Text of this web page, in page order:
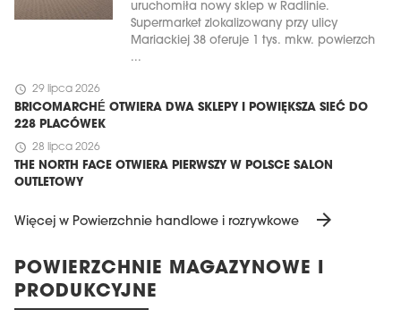
uruchomiła nowy sklep w Radlinie.
Supermarket zlokalizowany przy ulicy
Mariackiej 38 oferuje 1 tys. mkw. powierzch
...
schedule 29 lipca 2026
BRICOMARCHÉ OTWIERA DWA SKLEPY I POWIĘKSZA SIEĆ DO
228 PLACÓWEK
schedule 28 lipca 2026
THE NORTH FACE OTWIERA PIERWSZY W POLSCE SALON
OUTLETOWY
Więcej w Powierzchnie handlowe i rozrywkowe arrow_forward
POWIERZCHNIE MAGAZYNOWE I
PRODUKCYJNE